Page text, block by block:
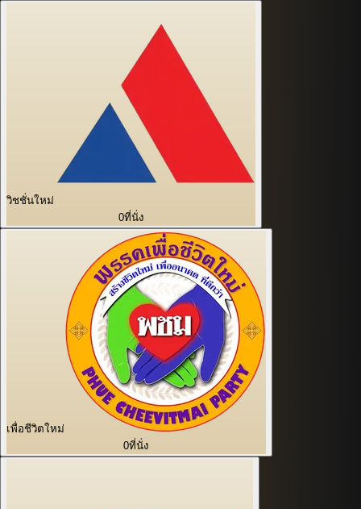
วิชชั่นใหม่
0ที่นั่ง
เพื่อชีวิตใหม่
0ที่นั่ง